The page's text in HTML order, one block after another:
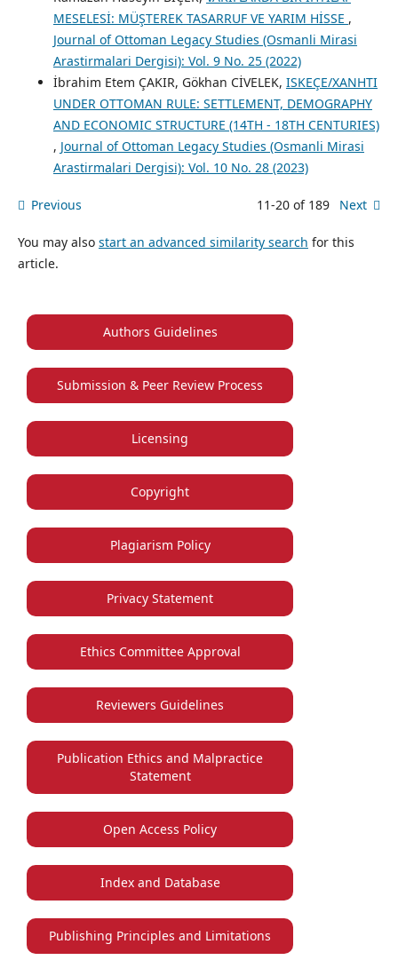
MESELESİ: MÜŞTEREK TASARRUF VE YARIM HİSSE ,
Journal of Ottoman Legacy Studies (Osmanli Mirasi
Arastirmalari Dergisi): Vol. 9 No. 25 (2022)
İbrahim Etem ÇAKIR, Gökhan CİVELEK, ISKEÇE/XANHTI
UNDER OTTOMAN RULE: SETTLEMENT, DEMOGRAPHY
AND ECONOMIC STRUCTURE (14TH - 18TH CENTURIES)
, Journal of Ottoman Legacy Studies (Osmanli Mirasi
Arastirmalari Dergisi): Vol. 10 No. 28 (2023)
Previous 11-20 of 189 Next
You may also start an advanced similarity search for this
article.
Authors Guidelines
Submission & Peer Review Process
Licensing
Copyright
Plagiarism Policy
Privacy Statement
Ethics Committee Approval
Reviewers Guidelines
Publication Ethics and Malpractice
Statement
Open Access Policy
Index and Database
Publishing Principles and Limitations